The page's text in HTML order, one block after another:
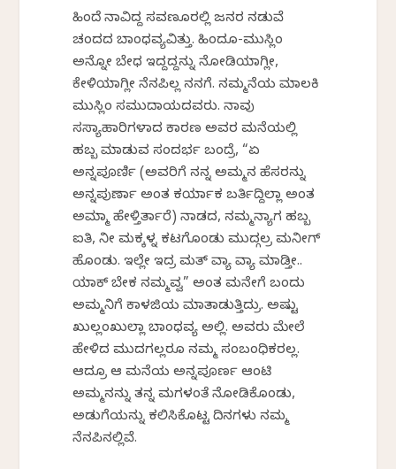
ಹಿಂದೆ ನಾವಿದ್ದ ಸವಣೂರಲ್ಲಿ ಜನರ ನಡುವೆ
ಚಂದದ ಬಾಂಧವ್ಯವಿತ್ತು. ಹಿಂದೂ-ಮುಸ್ಲಿಂ
ಅನ್ನೋ ಬೇಧ ಇದ್ದದ್ದನ್ನು ನೋಡಿಯಾಗ್ಲೀ,
ಕೇಳಿಯಾಗ್ಲೀ ನೆನಪಿಲ್ಲ ನನಗೆ. ನಮ್ಮನೆಯ ಮಾಲಕಿ
ಮುಸ್ಲಿಂ ಸಮುದಾಯದವರು. ನಾವು
ಸಸ್ಯಾಹಾರಿಗಳಾದ ಕಾರಣ ಅವರ ಮನೆಯಲ್ಲಿ
ಹಬ್ಬ ಮಾಡುವ ಸಂದರ್ಭ ಬಂದ್ರೆ, “ಏ
ಅನ್ನಪೂರ್ಣಿ (ಅವರಿಗೆ ನನ್ನ ಅಮ್ಮನ ಹೆಸರನ್ನು
ಅನ್ನಪುರ್ಣಾ ಅಂತ ಕರ್ಯಾಕ ಬರ್ತಿದ್ದಿಲ್ಲಾ ಅಂತ
ಅಮ್ಮಾ ಹೇಳ್ತಿರ್ತಾರೆ) ನಾಡದ, ನಮ್ಮನ್ಯಾಗ ಹಬ್ಬ
ಐತಿ, ನೀ ಮಕ್ಕಳ್ನ ಕಟಗೊಂಡು ಮುದ್ಗಲ್ರ ಮನೀಗ್
ಹೊಂಡು. ಇಲ್ಲೇ ಇದ್ರ ಮತ್ ವ್ಯಾ ವ್ಯಾ ಮಾಡ್ತೀ..
ಯಾಕ್ ಬೇಕ ನಮ್ಮವ್ವ” ಅಂತ ಮನೇಗೆ ಬಂದು
ಅಮ್ಮನಿಗೆ ಕಾಳಜಿಯ ಮಾತಾಡುತ್ತಿದ್ರು. ಅಷ್ಟು
ಖುಲ್ಲಂಖುಲ್ಲಾ ಬಾಂಧವ್ಯ ಅಲ್ಲಿ. ಅವರು ಮೇಲೆ
ಹೇಳಿದ ಮುದಗಲ್ಲರೂ ನಮ್ಮ ಸಂಬಂಧಿಕರಲ್ಲ.
ಆದ್ರೂ ಆ ಮನೆಯ ಅನ್ನಪೂರ್ಣ ಆಂಟಿ
ಅಮ್ಮನನ್ನು ತನ್ನ ಮಗಳಂತೆ ನೋಡಿಕೊಂಡು,
ಅಡುಗೆಯನ್ನು ಕಲಿಸಿಕೊಟ್ಟ ದಿನಗಳು ನಮ್ಮ
ನೆನಪಿನಲ್ಲಿವೆ.